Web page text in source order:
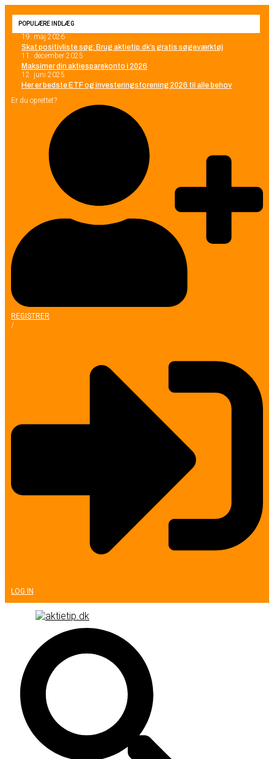
POPULÆRE INDLÆG
19. maj 2026
Skat positivliste søg: Brug aktietip.dk’s gratis søgeværktøj
11. december 2025
Maksimer din aktiesparekonto i 2026
12. juni 2025
Her er bedste ETF og investeringsforening 2026 til alle behov
Er du oprettet?
REGISTRER
/
LOG IN
SØG PÅ HJEMMESIDEN